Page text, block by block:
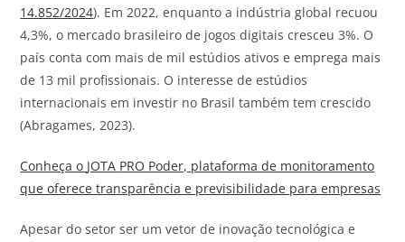
14.852/2024). Em 2022, enquanto a indústria global recuou
4,3%, o mercado brasileiro de jogos digitais cresceu 3%. O
país conta com mais de mil estúdios ativos e emprega mais
de 13 mil profissionais. O interesse de estúdios
internacionais em investir no Brasil também tem crescido
(Abragames, 2023).
Conheça o JOTA PRO Poder, plataforma de monitoramento
que oferece transparência e previsibilidade para empresas
Apesar do setor ser um vetor de inovação tecnológica e